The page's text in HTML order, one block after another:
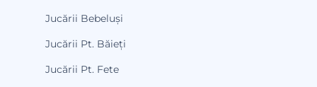
Jucării Bebeluși
Jucării Pt. Băieți
Jucării Pt. Fete